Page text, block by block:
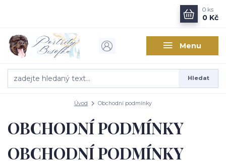
Menu
Hledat
0 ks
0 Kč
Úvod Obchodní podmínky
OBCHODNÍ PODMÍNKY
OBCHODNÍ PODMÍNKY